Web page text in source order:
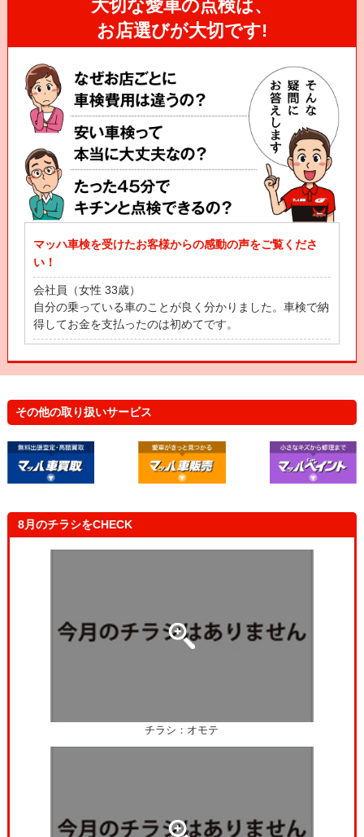
大切な愛車の点検は、
お店選びが大切です!
マッハ車検を受けたお客様からの感動の声をご覧くださ
い！
会社員（女性 33歳）
自分の乗っている車のことが良く分かりました。車検で納
得してお金を支払ったのは初めてです。
動したよ！
自分の車と一緒に健康診断を受けたみたいで楽しかったで
す！これで安心して車に乗れます！
その他の取り扱いサービス
8月のチラシをCHECK
チラシ：オモテ